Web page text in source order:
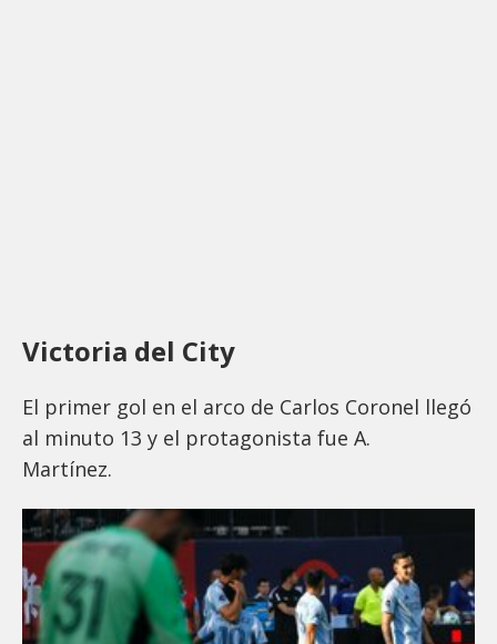
Victoria del City
El primer gol en el arco de Carlos Coronel llegó
al minuto 13 y el protagonista fue A.
Martínez.